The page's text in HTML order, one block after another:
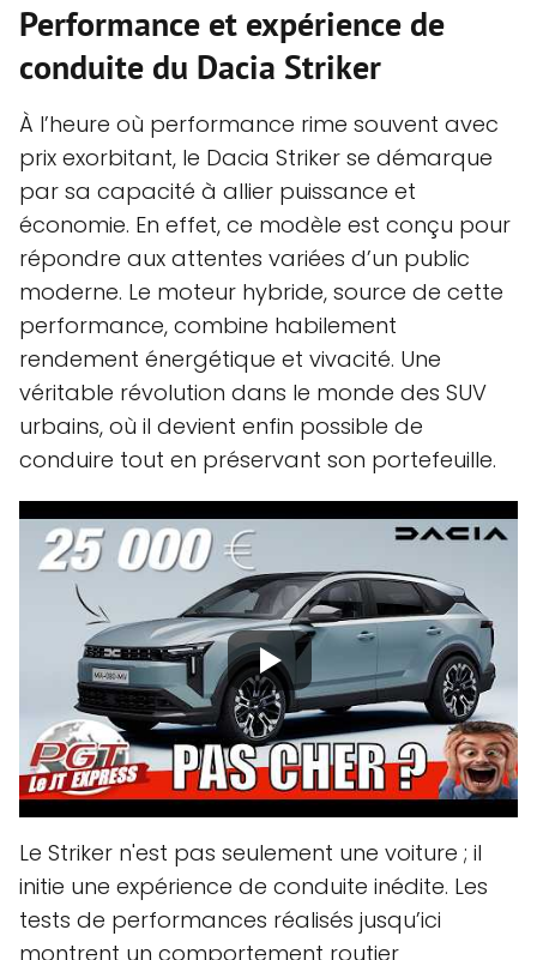
Performance et expérience de
conduite du Dacia Striker
À l’heure où performance rime souvent avec
prix exorbitant, le Dacia Striker se démarque
par sa capacité à allier puissance et
économie. En effet, ce modèle est conçu pour
répondre aux attentes variées d’un public
moderne. Le moteur hybride, source de cette
performance, combine habilement
rendement énergétique et vivacité. Une
véritable révolution dans le monde des SUV
urbains, où il devient enfin possible de
conduire tout en préservant son portefeuille.
Le Striker n'est pas seulement une voiture ; il
initie une expérience de conduite inédite. Les
tests de performances réalisés jusqu’ici
montrent un comportement routier